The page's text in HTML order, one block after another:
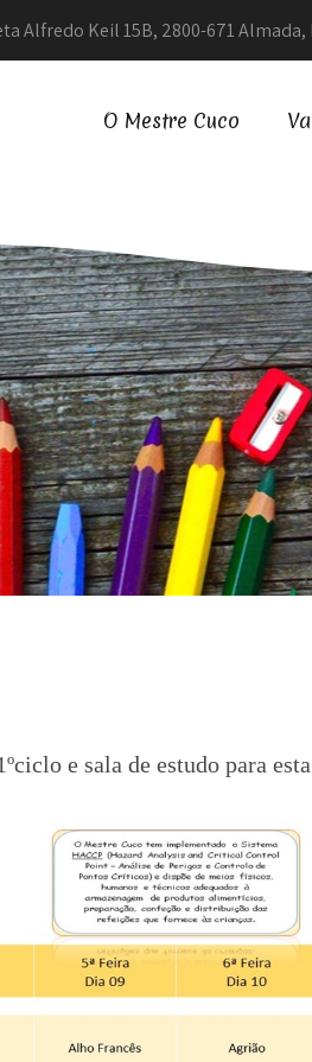
Alfredo Keil 15B, 2800-671
O Mestre Cuco
e sala de estudo para esta